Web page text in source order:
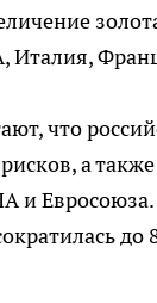
Италия,
что
а
и Евросоюза.
до